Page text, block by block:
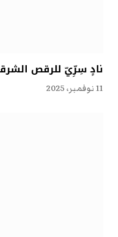
نادٍ سِرِّيّ للرقص
11 نوفمبر، 2025